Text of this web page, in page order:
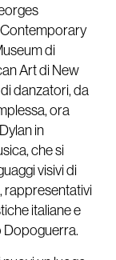
Contemporary
di
Art di New
danzatori, da
ora
in
che si
visivi di
rappresentativi
italiane e
Dopoguerra.